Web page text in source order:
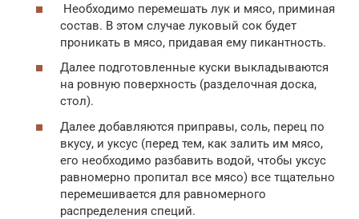
Необходимо перемешать лук и мясо, приминая
состав. В этом случае луковый сок будет
проникать в мясо, придавая ему пикантность.
Далее подготовленные куски выкладываются
на ровную поверхность (разделочная доска,
стол).
Далее добавляются приправы, соль, перец по
вкусу, и уксус (перед тем, как залить им мясо,
его необходимо разбавить водой, чтобы уксус
равномерно пропитал все мясо) все тщательно
перемешивается для равномерного
распределения специй.